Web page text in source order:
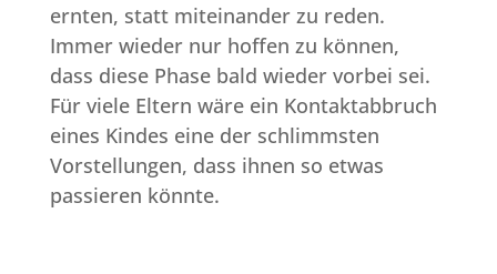
ernten, statt miteinander zu reden.
Immer wieder nur hoffen zu können,
dass diese Phase bald wieder vorbei sei.
Für viele Eltern wäre ein Kontaktabbruch
eines Kindes eine der schlimmsten
Vorstellungen, dass ihnen so etwas
passieren könnte.